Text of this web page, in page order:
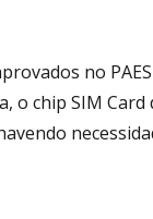
no
o chip SIM Card